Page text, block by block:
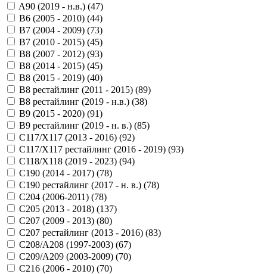
A90 (2019 - н.в.) (47)
B6 (2005 - 2010) (44)
B7 (2004 - 2009) (73)
B7 (2010 - 2015) (45)
B8 (2007 - 2012) (93)
B8 (2014 - 2015) (45)
B8 (2015 - 2019) (40)
B8 рестайлинг (2011 - 2015) (89)
B8 рестайлинг (2019 - н.в.) (38)
B9 (2015 - 2020) (91)
B9 рестайлинг (2019 - н. в.) (85)
C117/X117 (2013 - 2016) (92)
C117/X117 рестайлинг (2016 - 2019) (93)
C118/X118 (2019 - 2023) (94)
C190 (2014 - 2017) (78)
C190 рестайлинг (2017 - н. в.) (78)
C204 (2006-2011) (78)
C205 (2013 - 2018) (137)
C207 (2009 - 2013) (80)
C207 рестайлинг (2013 - 2016) (83)
C208/A208 (1997-2003) (67)
C209/A209 (2003-2009) (70)
C216 (2006 - 2010) (70)